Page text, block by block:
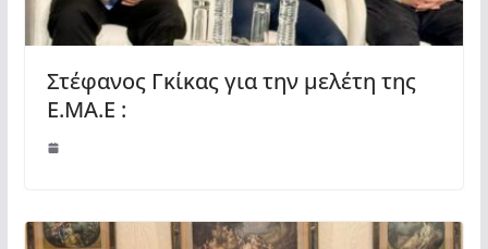
Στέφανος Γκίκας για την μελέτη της
Ε.ΜΑ.Ε :